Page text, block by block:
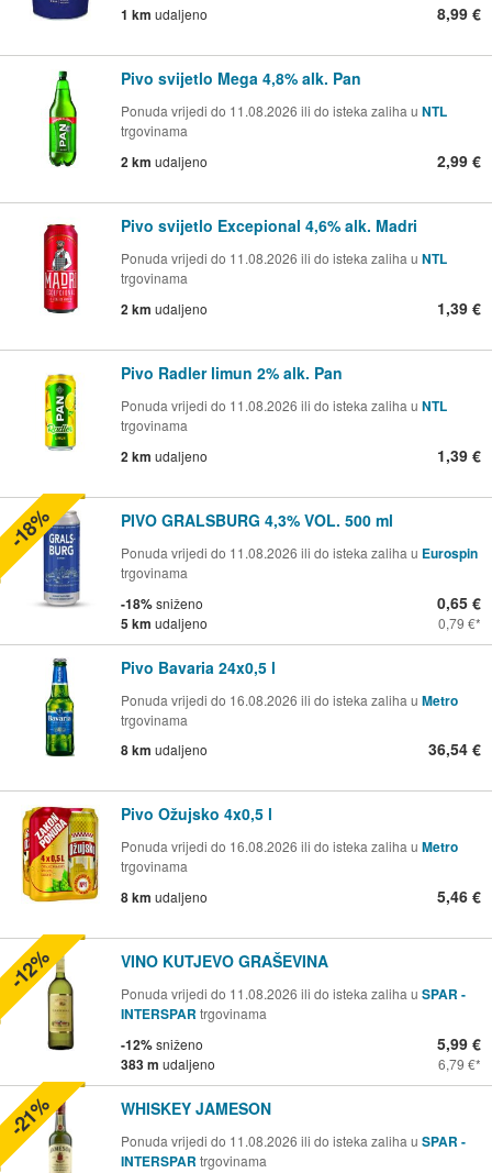
1 km udaljeno 8,99 €
Pivo svijetlo Mega 4,8% alk. Pan
Ponuda vrijedi do 11.08.2026 ili do isteka zaliha u NTL
trgovinama
2 km udaljeno 2,99 €
Pivo svijetlo Excepional 4,6% alk. Madri
Ponuda vrijedi do 11.08.2026 ili do isteka zaliha u NTL
trgovinama
2 km udaljeno 1,39 €
Pivo Radler limun 2% alk. Pan
Ponuda vrijedi do 11.08.2026 ili do isteka zaliha u NTL
trgovinama
2 km udaljeno 1,39 €
PIVO GRALSBURG 4,3% VOL. 500 ml
Ponuda vrijedi do 11.08.2026 ili do isteka zaliha u Eurospin
trgovinama
-18%sniženo
5 km udaljeno
0,65 €
0,79 €
-18%
Pivo Bavaria 24x0,5 l
Ponuda vrijedi do 16.08.2026 ili do isteka zaliha u Metro
trgovinama
8 km udaljeno 36,54 €
Pivo Ožujsko 4x0,5 l
Ponuda vrijedi do 16.08.2026 ili do isteka zaliha u Metro
trgovinama
8 km udaljeno 5,46 €
VINO KUTJEVO GRAŠEVINA
Ponuda vrijedi do 11.08.2026 ili do isteka zaliha u SPAR -
INTERSPAR trgovinama
-12%sniženo
383 m udaljeno
5,99 €
6,79 €
-12%
WHISKEY JAMESON
Ponuda vrijedi do 11.08.2026 ili do isteka zaliha u SPAR -
INTERSPAR trgovinama
-21%